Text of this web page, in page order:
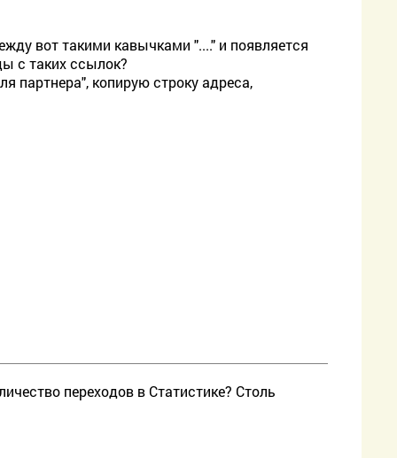
вот такими кавычками "...." и появляется
с таких ссылок?
партнера", копирую строку адреса,
переходов в Статистике? Столь